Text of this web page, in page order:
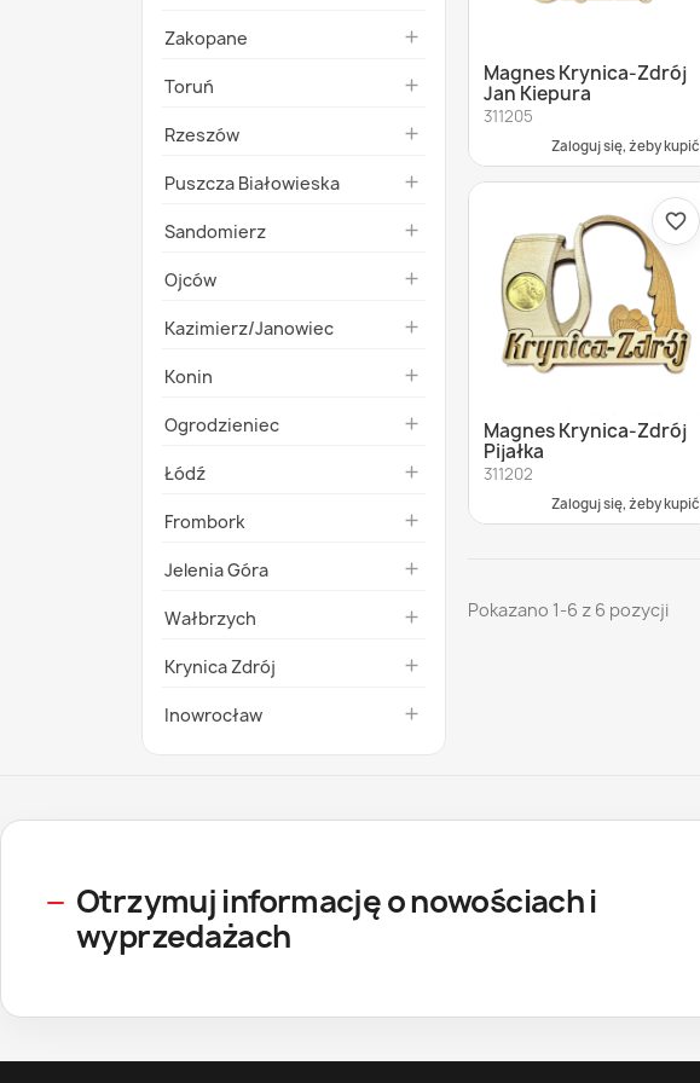
Zakopane 
Toruń 
Rzeszów 
Puszcza Białowieska 
Sandomierz 
Ojców 
Kazimierz/Janowiec 
Konin 
Ogrodzieniec 
Łódź 
Frombork 
Jelenia Góra 
Wałbrzych 
Krynica Zdrój 
Inowrocław 
Magnes Krynica-Zdrój
Jan Kiepura
311205
Zaloguj się, żeby kupić
Magnes Krynica-Zdrój
Pijałka
311202
Zaloguj się, żeby kupić
favorite_border
Pokazano 1-6 z 6 pozycji
Otrzymuj informację o nowościach i
wyprzedażach